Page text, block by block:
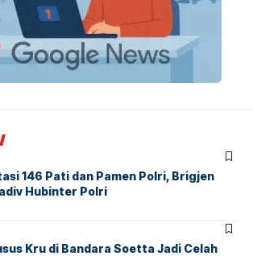
146 Pati dan Pamen Polri, Brigjen
Hubinter Polri
Kru di Bandara Soetta Jadi Celah